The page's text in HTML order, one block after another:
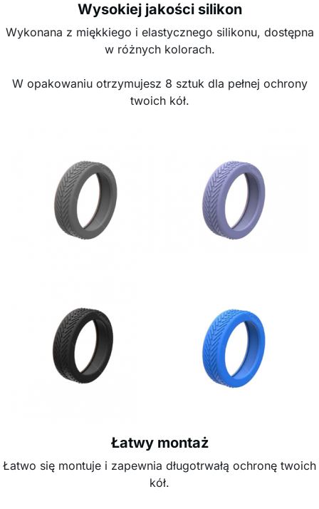
Wysokiej jakości silikon
Wykonana z miękkiego i elastycznego silikonu, dostępna
w różnych kolorach.
W opakowaniu otrzymujesz 8 sztuk dla pełnej ochrony
twoich kół.
Łatwy montaż
Łatwo się montuje i zapewnia długotrwałą ochronę twoich
kół.